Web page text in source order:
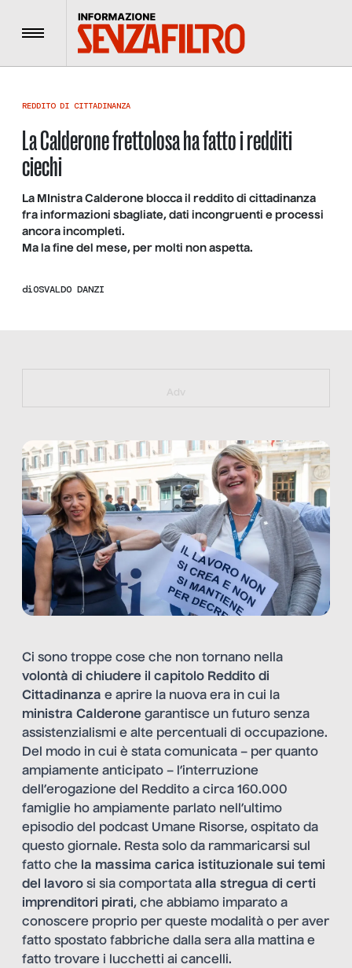
Menu
REDDITO DI CITTADINANZA
La Calderone frettolosa ha fatto i redditi
ciechi
La MInistra Calderone blocca il reddito di cittadinanza
fra informazioni sbagliate, dati incongruenti e processi
ancora incompleti.
Ma la fine del mese, per molti non aspetta.
diOSVALDO DANZI
https://bit.ly/muster_aggiornamento
Adv
Ci sono troppe cose che non tornano nella
volontà di chiudere il capitolo Reddito di
Cittadinanza e aprire la nuova era in cui la
ministra Calderone garantisce un futuro senza
assistenzialismi e alte percentuali di occupazione.
Del modo in cui è stata comunicata – per quanto
ampiamente anticipato – l’interruzione
dell’erogazione del Reddito a circa 160.000
famiglie ho ampiamente parlato nell’ultimo
episodio del podcast Umane Risorse, ospitato da
questo giornale. Resta solo da rammaricarsi sul
fatto che la massima carica istituzionale sui temi
del lavoro si sia comportata alla stregua di certi
imprenditori pirati, che abbiamo imparato a
conoscere proprio per queste modalità o per aver
fatto spostato fabbriche dalla sera alla mattina e
fatto trovare i lucchetti ai cancelli.